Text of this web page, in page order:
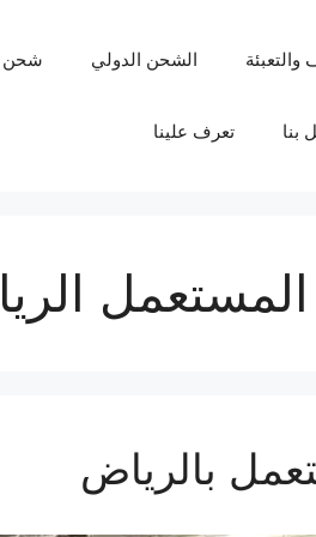
والتعبئة الشحن الدولي شحن
بنا تعرف علينا
المستعمل
بالرياض